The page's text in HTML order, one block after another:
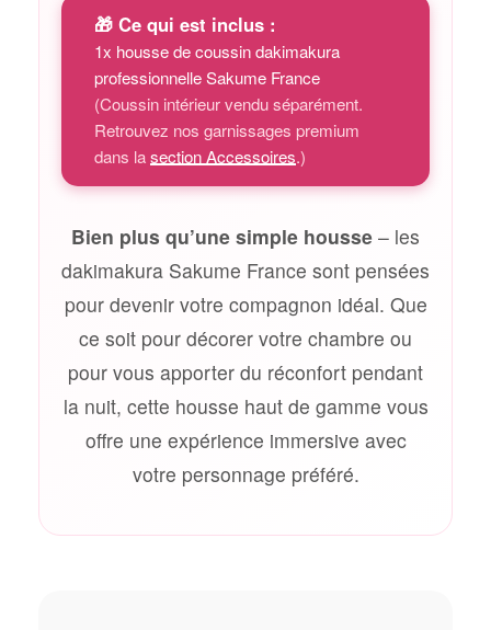
🎁 Ce qui est inclus :
1x housse de coussin dakimakura
professionnelle Sakume France
(Coussin intérieur vendu séparément.
Retrouvez nos garnissages premium
dans lasection Accessoires.)
Bien plus qu’une simple housse – les
dakimakura Sakume France sont pensées
pour devenir votre compagnon idéal. Que
ce soit pour décorer votre chambre ou
pour vous apporter du réconfort pendant
la nuit, cette housse haut de gamme vous
offre une expérience immersive avec
votre personnage préféré.